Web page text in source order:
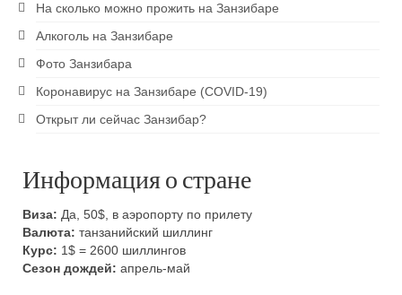
На сколько можно прожить на Занзибаре
Алкоголь на Занзибаре
Фото Занзибара
Коронавирус на Занзибаре (COVID-19)
Открыт ли сейчас Занзибар?
Информация о стране
Виза: Да, 50$, в аэропорту по прилету
Валюта: танзанийский шиллинг
Курс: 1$ = 2600 шиллингов
Сезон дождей: апрель-май